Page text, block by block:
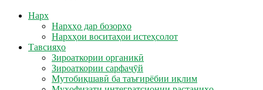
Нарх
Нархҳо дар бозорҳо
Нархҳои воситаҳои истеҳсолот
Тавсияҳо
Зироаткории органикӣ
Зироаткории сарфаҷӯй
Мутобиқшавӣ ба таъғирёбии иқлим